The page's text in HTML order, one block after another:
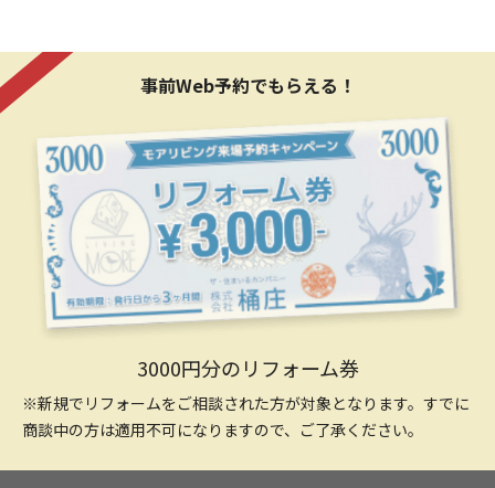
事前Web予約でもらえる！
3000円分のリフォーム券
※新規でリフォームをご相談された方が対象となります。すでに
商談中の方は適用不可になりますので、ご了承ください。